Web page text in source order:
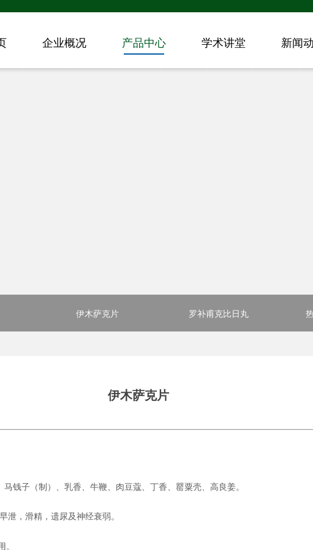
企业概况 产品中心 学术讲堂 新闻
伊木萨克片 罗补甫克比日丸
伊木萨克片
马钱子 （制 ） 、乳香、牛鞭、肉豆蔻、丁香、罂粟壳、高良姜。
早泄 ， 滑精 ， 遗尿及神经衰弱。
。